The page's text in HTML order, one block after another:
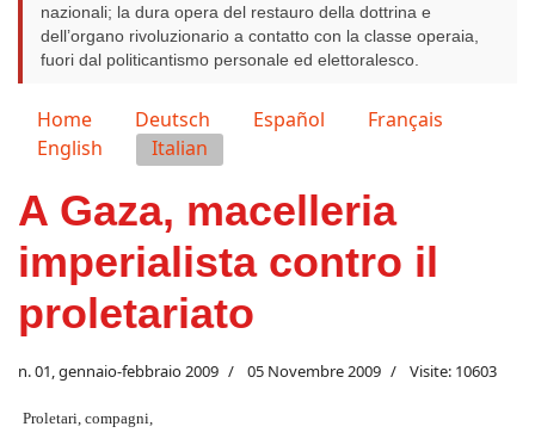
nazionali; la dura opera del restauro della dottrina e
dell’organo rivoluzionario a contatto con la classe operaia,
fuori dal politicantismo personale ed elettoralesco.
Seleziona la tua lingua
Home Deutsch Español
Français
English
Italian
A Gaza, macelleria
imperialista contro il
proletariato
n. 01, gennaio-febbraio 2009 05 Novembre 2009 Visite: 10603
Proletari, compagni,